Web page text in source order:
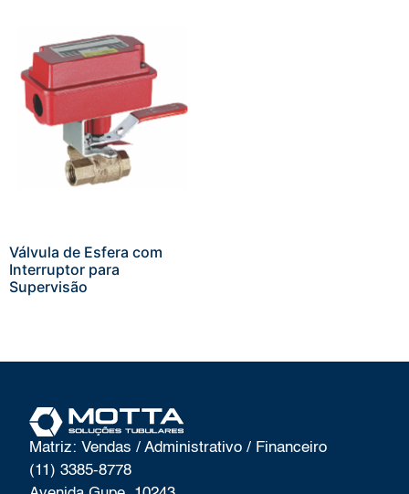
Válvula de Esfera com
Interruptor para
Supervisão
Matriz: Vendas / Administrativo / Financeiro
(11) 3385-8778